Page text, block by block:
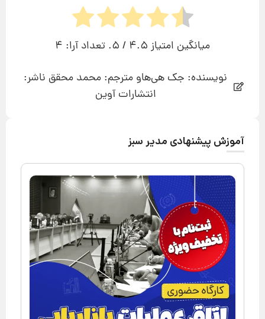
میانگین امتیاز 4.5 / 5. تعداد آرا:
4
نویسنده: جک هی‌هاو مترجم: محمد محقق ناشر:
انتشارات آوین
آموزش پیشنهادی مدیر سبز